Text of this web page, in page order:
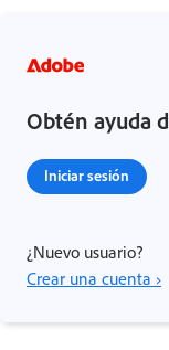
Obtén ayuda
Iniciar sesión
¿Nuevo usuario?
Crear una cuenta ›